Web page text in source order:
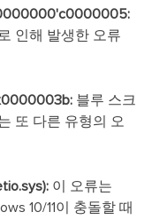
인해 발생한 오류
블루 스크
또 다른 유형의 오
이 오류는
10/11이 충돌할 때